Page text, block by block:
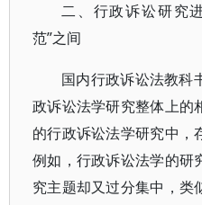
二、行政诉讼研究
范”之间
国内行政诉讼法教科
政诉讼法学研究整体上的
的行政诉讼法学研究中，
例如，行政诉讼法学的研
究主题却又过分集中，类